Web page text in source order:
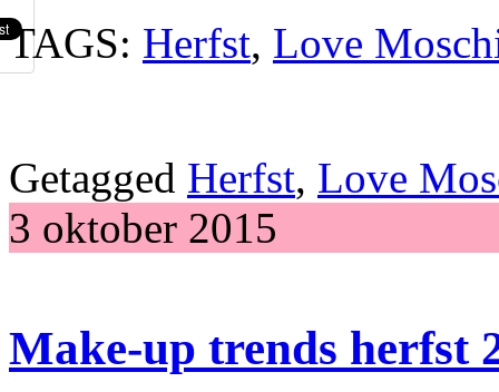
TAGS: Herfst, Love
Getagged Herfst, Love
3 oktober 2015
Make-up trends herfst